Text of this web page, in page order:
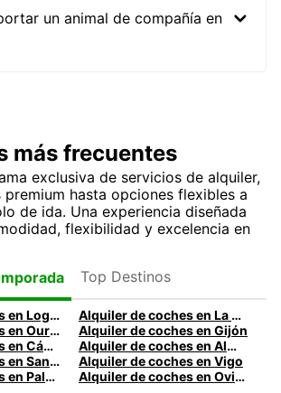
un animal de compañía en
más frecuentes
exclusiva de servicios de alquiler,
premium hasta opciones flexibles a
de ida. Una experiencia diseñada
flexibilidad y excelencia en
Top Destinos
Alquiler de coches en Logroño
Alquiler de coches en La Coruña
Alquiler de coches en Ourense
Alquiler de coches en Gijón
Alquiler de coches en Cádiz
Alquiler de coches en Almería
Alquiler de coches en Santander
Alquiler de coches en Vigo
Alquiler de coches en Palma
Alquiler de coches en Oviedo